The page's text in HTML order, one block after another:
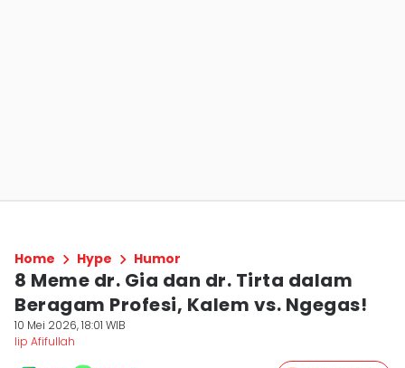
Home Hype Humor
8 Meme dr. Gia dan dr. Tirta dalam
Beragam Profesi, Kalem vs. Ngegas!
10 Mei 2026, 18:01 WIB
Iip Afifullah